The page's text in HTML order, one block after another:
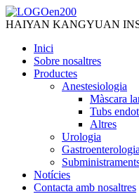
HAIYAN KANGYUAN
Inici
Sobre nosaltres
Productes
Anestesiologia
Màscara
Tubs
Altres
Urologia
Gastroenterologia
Notícies
Contacta amb nosaltres